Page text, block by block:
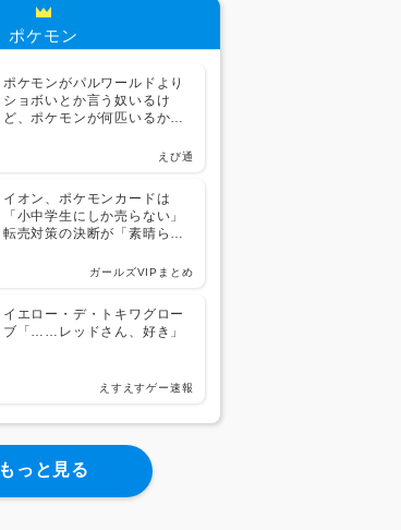
ポケモン
ポケモンがパルワールドより
ショボいとか言う奴いるけ
ど、ポケモンが何匹いるか分
えび通
イオン、ポケモンカードは
「小中学生にしか売らない」
転売対策の決断が「素晴らし
ガールズVIPまとめ
イエロー・デ・トキワグロー
ブ「……レッドさん、好き」
えすえすゲー速報
もっと見る